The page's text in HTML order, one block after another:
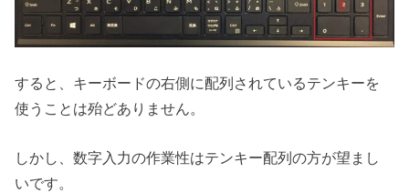
すると、キーボードの右側に配列されているテンキーを
使うことは殆どありません。
しかし、数字入力の作業性はテンキー配列の方が望まし
いです。